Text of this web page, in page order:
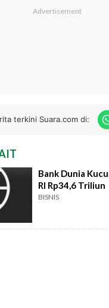
terkini Suara.com di:
Bank Dunia
RI Rp34,6 Triliun
BISNIS